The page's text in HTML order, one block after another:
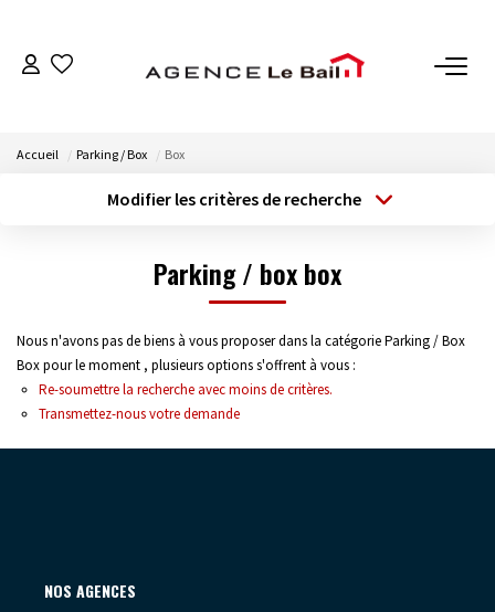
GESTION
Espace Propriétaire
Espace Locataire
Accueil Parking / Box Box
Modifier les critères de recherche
Budget max Plus de critères
Parking / box box
Nous n'avons pas de biens à vous proposer dans la catégorie Parking / Box
Box pour le moment , plusieurs options s'offrent à vous :
Re-soumettre la recherche avec moins de critères.
Transmettez-nous votre demande
NOS AGENCES